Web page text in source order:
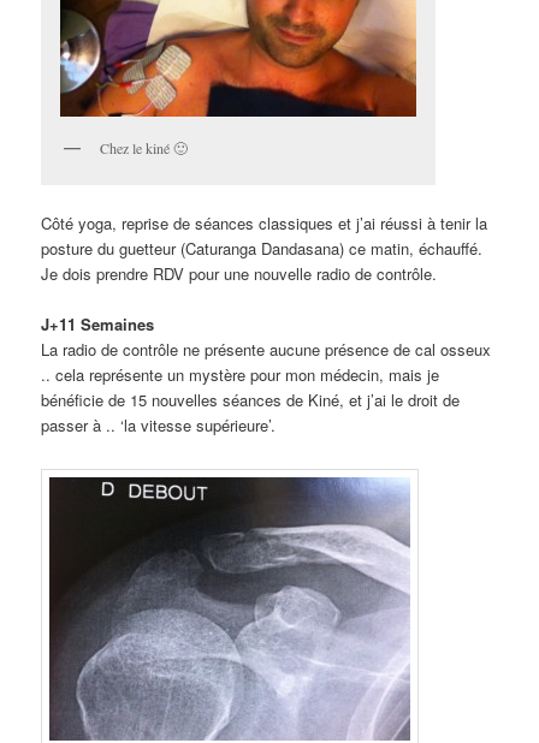
Chez le kiné 🙂
Côté yoga, reprise de séances classiques et j’ai réussi à tenir la
posture du guetteur (Caturanga Dandasana) ce matin, échauffé.
Je dois prendre RDV pour une nouvelle radio de contrôle.
J+11 Semaines
La radio de contrôle ne présente aucune présence de cal osseux
.. cela représente un mystère pour mon médecin, mais je
bénéficie de 15 nouvelles séances de Kiné, et j’ai le droit de
passer à .. ‘la vitesse supérieure’.